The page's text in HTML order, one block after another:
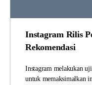
Instagram Rilis
Rekomendasi
Instagram melakukan
untuk memaksimalkan